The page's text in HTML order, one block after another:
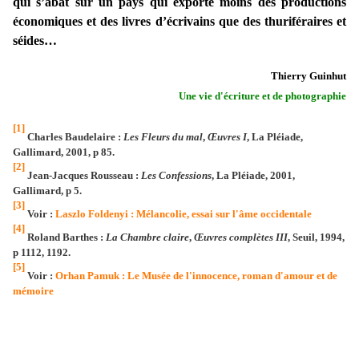
économiques et des livres d’écrivains que des thuriféraires et
séides…
Thierry Guinhut
Une vie d'écriture et de photographie
[1]
Charles Baudelaire : Les Fleurs du mal, Œuvres I, La Pléiade,
Gallimard, 2001, p 85.
[2]
Jean-Jacques Rousseau : Les Confessions, La Pléiade, 2001,
Gallimard, p 5.
[3]
Voir : Laszlo Foldenyi : Mélancolie, essai sur l'âme occidentale
[4]
Roland Barthes : La Chambre claire, Œuvres complètes III, Seuil, 1994,
p 1112, 1192.
[5]
Voir : Orhan Pamuk : Le Musée de l'innocence, roman d'amour et de
mémoire